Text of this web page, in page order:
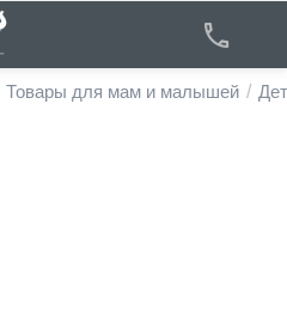
Товары для мам и малышей /